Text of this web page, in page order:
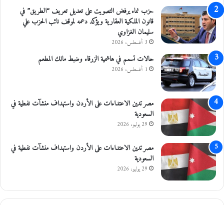
ل
حزب نماء يرفض التصويت على تعديل تعريف “الطريق” في
قانون الملكية العقارية ويؤكد دعمه لموقف نائب الحزب علي
سليمان الغزاوي
3 أغسطس، 2026
حالات تسمم في هاشمية الزرقاء وضبط مالك المطعم
1 أغسطس، 2026
مصر تدين الاعتداءات على الأردن واستهداف منشآت نفطية في
السعودية
29 يوليو، 2026
مصر تدين الاعتداءات على الأردن واستهداف منشآت نفطية في
السعودية
29 يوليو، 2026